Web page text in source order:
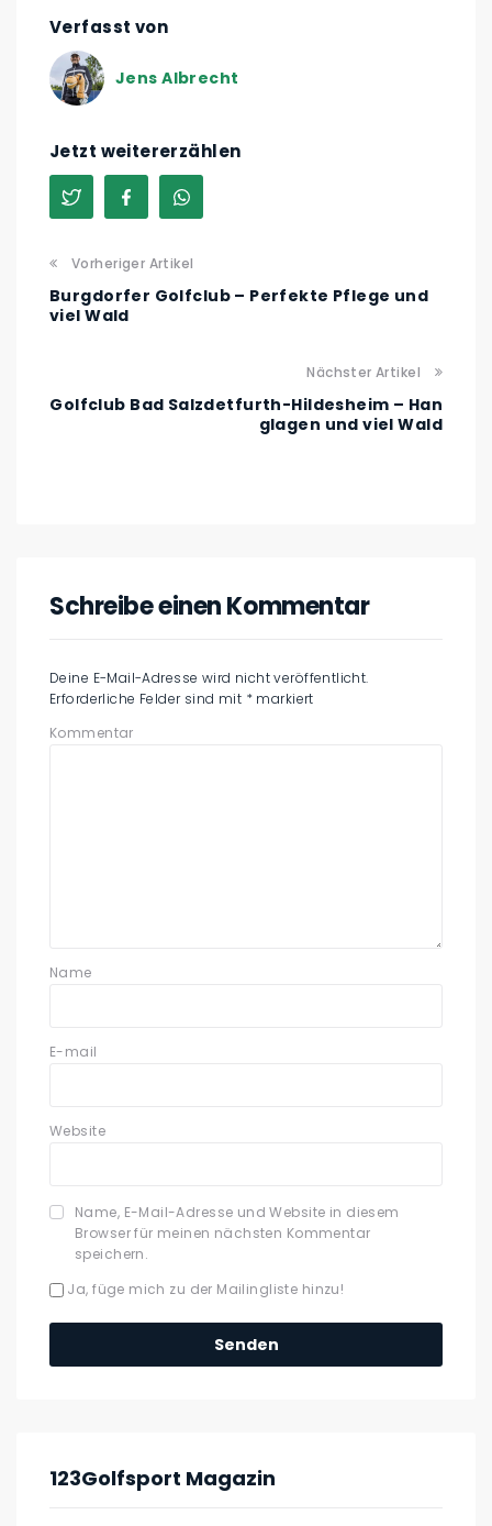
Verfasst von
Jens Albrecht
Jetzt weitererzählen
Vorheriger Artikel
Burgdorfer Golfclub – Perfekte Pflege und
viel Wald
Nächster Artikel
Golfclub Bad Salzdetfurth-Hildesheim – Han
glagen und viel Wald
Schreibe einen Kommentar
Deine E-Mail-Adresse wird nicht veröffentlicht.
Erforderliche Felder sind mit * markiert
Kommentar
Name
E-mail
Website
Name, E-Mail-Adresse und Website in diesem
Browser für meinen nächsten Kommentar
speichern.
Ja, füge mich zu der Mailingliste hinzu!
123Golfsport Magazin